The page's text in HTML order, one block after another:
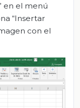
en el menú
“Insertar
con el